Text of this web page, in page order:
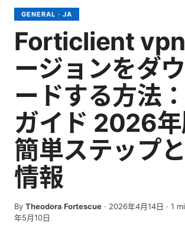
GENERAL · JA
Forticlient
ージョンをダ
ードする方法
ガイド 2026
簡単ステップ
情報
By Theodora Fortescue · 2026年4月14日 · 1
年5月10日